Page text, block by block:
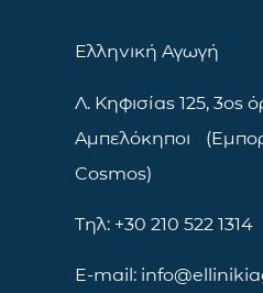
Ελληνική Αγωγή
Λ. Κηφισίας 125, 3ος
Αμπελόκηποι
Cosmos)
Τηλ: +30 210 522 1314
E-mail: